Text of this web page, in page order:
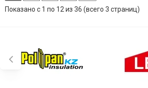
Показано с 1 по 12 из 36 (всего 3 страниц)